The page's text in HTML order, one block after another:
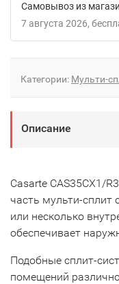
Самовывоз из
7 августа 2026
Категории: Мульти-
Описание
Casarte CAS35CX1/
часть мульти-сплит
или несколько
обеспечивает
Подобные сплит-
помещений